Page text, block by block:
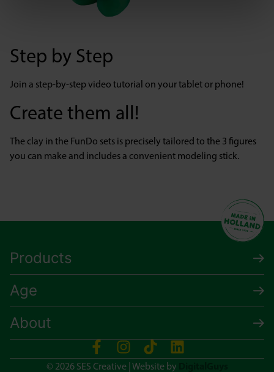
Step by Step
Join a step-by-step video tutorial on your tablet or phone!
Create them all!
The clay in the FunDo sets is precisely tailored to the 3 figures
you can make and includes a convenient modeling stick.
Products
Age
About
© 2026 SES Creative | Website by